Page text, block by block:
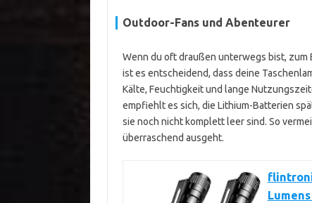
Outdoor-Fans und Abenteurer
Wenn du oft draußen unterwegs bist, zum
ist es entscheidend, dass deine
Kälte, Feuchtigkeit und lange
empfiehlt es sich, die Lithium-Batterien
sie noch nicht komplett leer sind. So
überraschend ausgeht.